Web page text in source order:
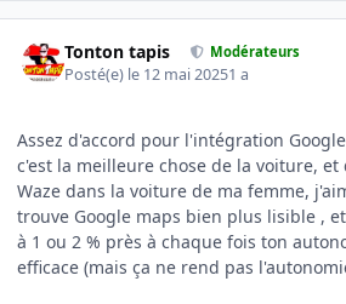
Tonton tapis Modérateurs
Posté(e) le 12 mai 20251 a
Assez d'accord pour l'intégration
c'est la meilleure chose de la voiture,
Waze dans la voiture de ma femme,
trouve Google maps bien plus lisible ,
à 1 ou 2 % près à chaque fois ton
efficace (mais ça ne rend pas